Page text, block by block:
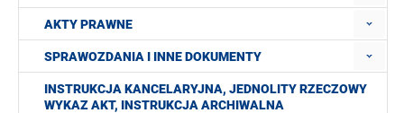
AKTY PRAWNE
SPRAWOZDANIA I INNE DOKUMENTY
INSTRUKCJA KANCELARYJNA, JEDNOLITY RZECZOWY
WYKAZ AKT, INSTRUKCJA ARCHIWALNA